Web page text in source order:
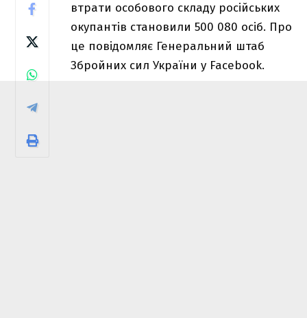
втрати особового складу російських
окупантів становили 500 080 осіб. Про
це повідомляє Генеральний штаб
Збройних сил України у Facebook.